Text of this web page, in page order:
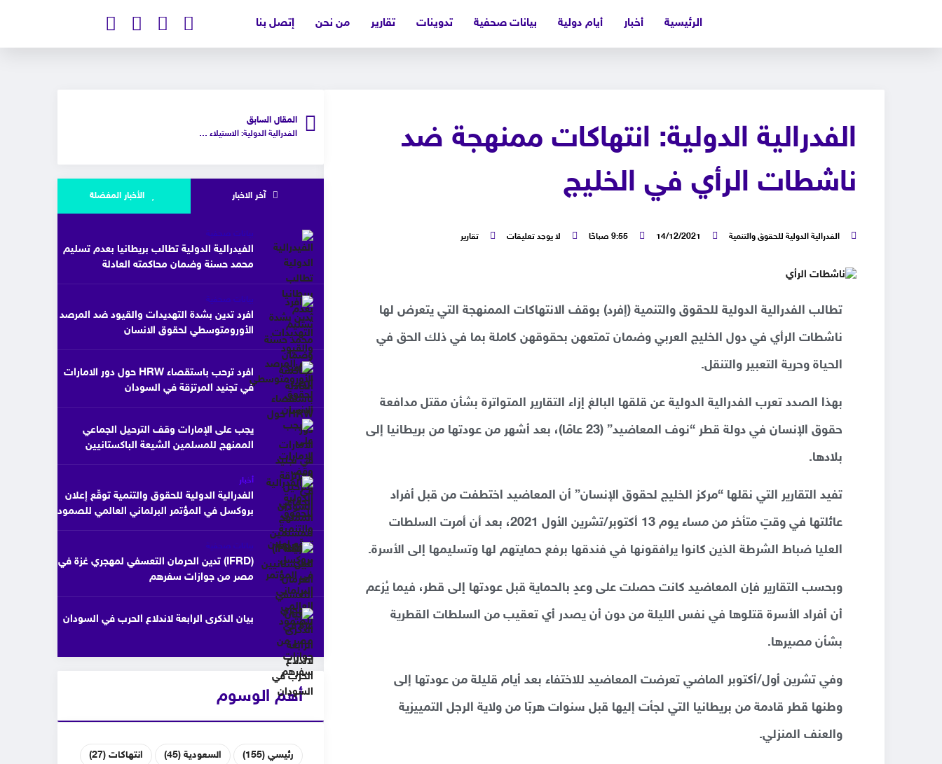
الرئيسية أخبار أيام دولية بيانات صحفية تدوينات تقارير من نحن إتصل بنا
الفدرالية الدولية: انتهاكات ممنهجة ضد
ناشطات الرأي في الخليج
الفدرالية الدولية للحقوق والتنمية 14/12/2021 9:55 صباحًا لا يوجد تعليقات تقارير
تطالب الفدرالية الدولية للحقوق والتنمية (إفرد) بوقف الانتهاكات الممنهجة التي يتعرض لها
ناشطات الرأي في دول الخليج العربي وضمان تمتعهن بحقوقهن كاملة بما في ذلك الحق في
الحياة وحرية التعبير والتنقل.
بهذا الصدد تعرب الفدرالية الدولية عن قلقها البالغ إزاء التقارير المتواترة بشأن مقتل مدافعة
حقوق الإنسان في دولة قطر “نوف المعاضيد” (23 عامًا)، بعد أشهر من عودتها من بريطانيا إلى
بلادها.
تفيد التقارير التي نقلها “مركز الخليج لحقوق الإنسان” أن المعاضيد اختطفت من قبل أفراد
عائلتها في وقتٍ متأخر من مساء يوم 13 أكتوبر/تشرين الأول 2021، بعد أن أمرت السلطات
العليا ضباط الشرطة الذين كانوا يرافقونها في فندقها برفع حمايتهم لها وتسليمها إلى الأسرة.
وبحسب التقارير فإن المعاضيد كانت حصلت على وعدٍ بالحماية قبل عودتها إلى قطر، فيما يُزعم
أن أفراد الأسرة قتلوها في نفس الليلة من دون أن يصدر أي تعقيب من السلطات القطرية
بشأن مصيرها.
وفي تشرين أول/أكتوبر الماضي تعرضت المعاضيد للاختفاء بعد أيام قليلة من عودتها إلى
وطنها قطر قادمة من بريطانيا التي لجأت إليها قبل سنوات هربًا من ولاية الرجل التمييزية
والعنف المنزلي.
المقال السابق
الفدرالية الدولية: الاستيلاء العسكري على السلطة في السودان يهدد الحقوق المدنية
آخر الاخبار الأخبار المفضلة
بيانات صحفية
الفيدرالية الدولية تطالب بريطانيا بعدم تسليم
محمد حسنة وضمان محاكمته العادلة
بيانات صحفية
افرد تدين بشدة التهديدات والقيود ضد المرصد
الأورومتوسطي لحقوق الانسان
افرد ترحب باستقصاء HRW حول دور الامارات
في تجنيد المرتزقة في السودان
يجب على الإمارات وقف الترحيل الجماعي
الممنهج للمسلمين الشيعة الباكستانيين
أخبار
الفدرالية الدولية للحقوق والتنمية توقّع إعلان
بروكسل في المؤتمر البرلماني العالمي للصمود
بيانات صحفية
(IFRD) تدين الحرمان التعسفي لمهجري غزة في
مصر من جوازات سفرهم
بيان الذكرى الرابعة لاندلاع الحرب في السودان
أهم الوسوم
رئيسي(155) السعودية(45) انتهاكات(27)